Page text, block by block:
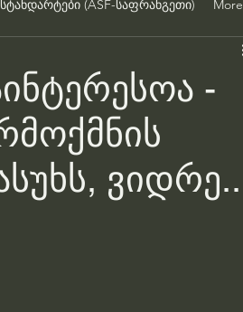
სტანდარტები (ASF-საფრანგეთი) More
-
ვიდრე..